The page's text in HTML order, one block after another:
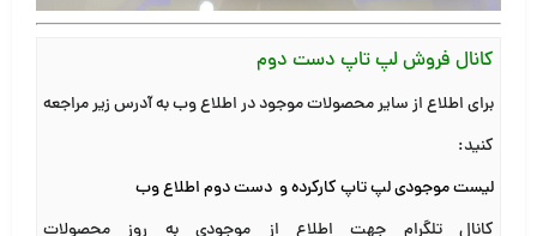
کانال فروش لپ تاپ دست دوم
برای اطلاع از سایر محصولات موجود در اطلاع وب به آدرس زیر مراجعه
کنید:
لیست موجودی لپ تاپ کارکرده و دست دوم اطلاع وب
کانال تلگرام جهت اطلاع از موجودی به روز محصولات